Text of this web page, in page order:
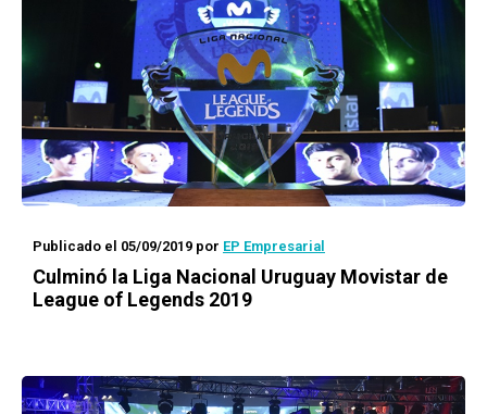
Publicado el 05/09/2019 por EP Empresarial
Culminó la Liga Nacional Uruguay Movistar de
League of Legends 2019